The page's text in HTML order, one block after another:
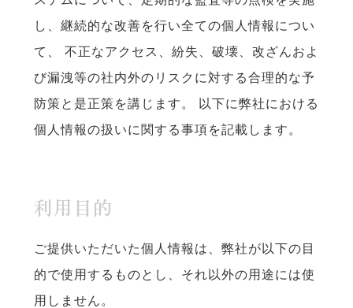
し、継続的な改善を行い全ての個人情報につい
て、 不正なアクセス、紛失、破壊、改ざんおよ
び漏洩等の社内外のリスクに対する合理的な予
防策と是正策を講じます。 以下に弊社における
個人情報の扱いに関する事項を記載します。
利用目的
ご提供いただいた個人情報は、弊社が以下の目
的で使用するものとし、それ以外の用途には使
用しません。